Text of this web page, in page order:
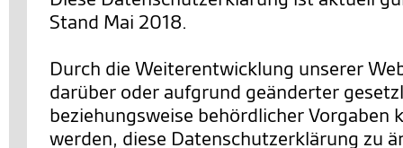
Stand Mai 2018.
Durch die Weiterentwicklung unserer
darüber oder aufgrund geänderter
beziehungsweise behördlicher Vorgaben
werden, diese Datenschutzerklärung zu